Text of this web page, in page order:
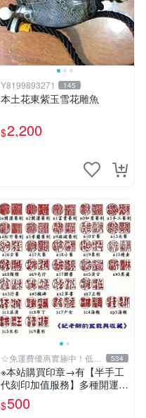
Y8199893271 145
本土花東紫玉雪花雕魚
$2,200
☆免運費優惠實施中！低於
批發價
534
※本站購買印章→有【半手工
代刻印加值服務】多種開運招
財字體可選擇《紀老師玉石
坊》人一生使用、擁有玉質印
$500